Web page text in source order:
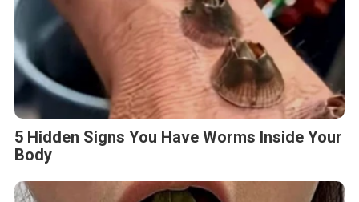
5 Hidden Signs You Have Worms Inside Your
Body